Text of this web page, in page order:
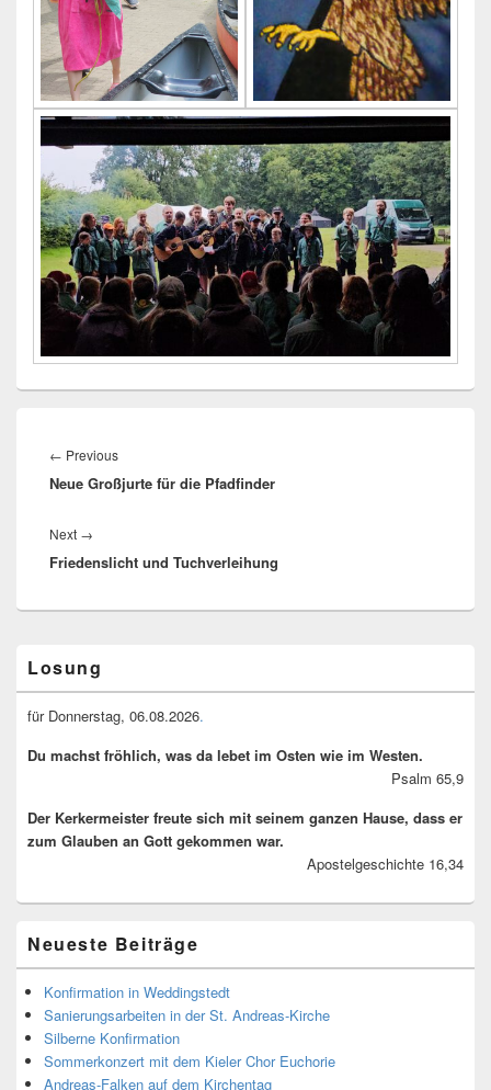
← PreviousPrevious
post:
Neue Großjurte für die Pfadfinder
Next →
post:
Friedenslicht und Tuchverleihung
Sidebar
Widget
Area
Losung
für Donnerstag, 06.08.2026.
Du machst fröhlich, was da lebet im Osten wie im Westen.
Psalm 65,9
Der Kerkermeister freute sich mit seinem ganzen Hause, dass er
zum Glauben an Gott gekommen war.
Apostelgeschichte 16,34
Neueste Beiträge
Konfirmation in Weddingstedt
Sanierungsarbeiten in der St. Andreas-Kirche
Silberne Konfirmation
Sommerkonzert mit dem Kieler Chor Euchorie
Andreas-Falken auf dem Kirchentag